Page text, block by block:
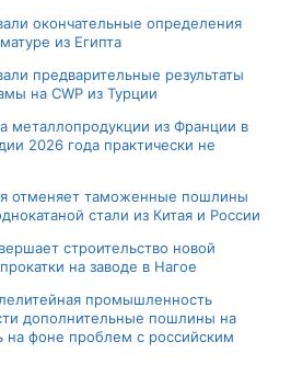
окончательные определения
из Египта
предварительные результаты
на CWP из Турции
металлопродукции из Франции в
2026 года практически не
отменяет таможенные пошлины
стали из Китая и России
строительство новой
на заводе в Нагое
промышленность
дополнительные пошлины на
на фоне проблем с российским